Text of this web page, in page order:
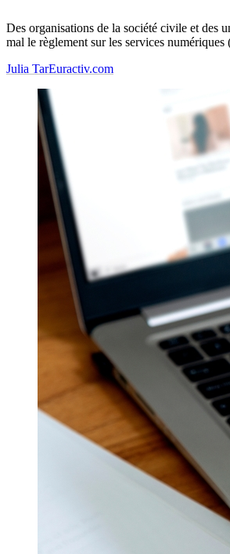
Des organisations de la société civile et des
mal le règlement sur les services
Julia TarEuractiv.com